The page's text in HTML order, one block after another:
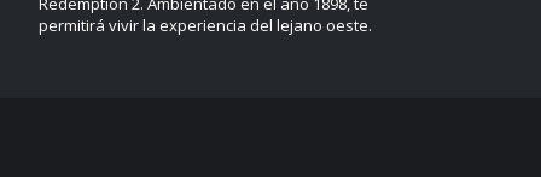
permitirá vivir la experiencia del lejano oeste.